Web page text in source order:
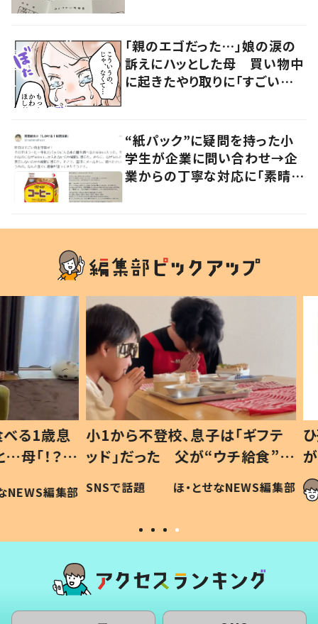
「親のエゴだった…」娘の涙の
訴えにハッとした母 買い物中
に起きたやり取りに「すごい分
“紙パック”に疑問を持った小
学生が企業に問い合わせ→企
業からの丁寧な対応に「素晴ら
歳息
？」
編集部
小1から不登校、息子は「ギフテ
ッド」だった 父が“ウチ給食”を
作り続ける理由とは #令和の親
#令和の子
SNSで話題 ほ・とせなNEWS編集部
ひ孫
が、
「涙が
い」